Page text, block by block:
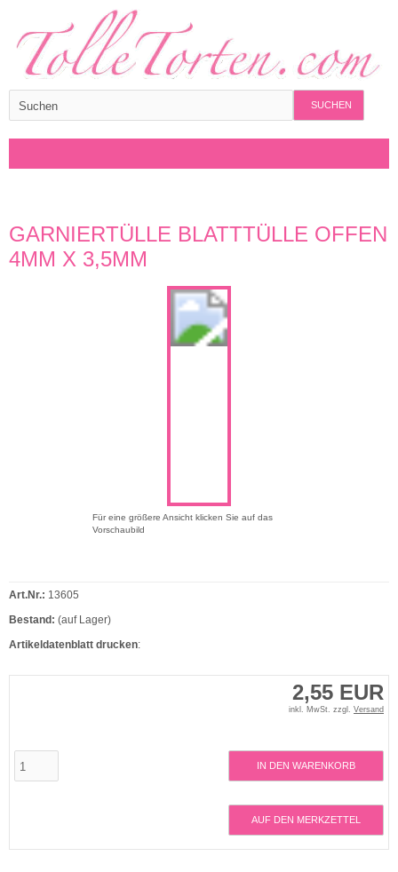
SUCHEN
GARNIERTÜLLE BLATTTÜLLE OFFEN
4MM X 3,5MM
Für eine größere Ansicht klicken Sie auf das
Vorschaubild
2,55 EUR
inkl. MwSt. zzgl. Versand
IN DEN WARENKORB
AUF DEN MERKZETTEL
Art.Nr.: 13605
Bestand: (auf Lager)
Artikeldatenblatt drucken: